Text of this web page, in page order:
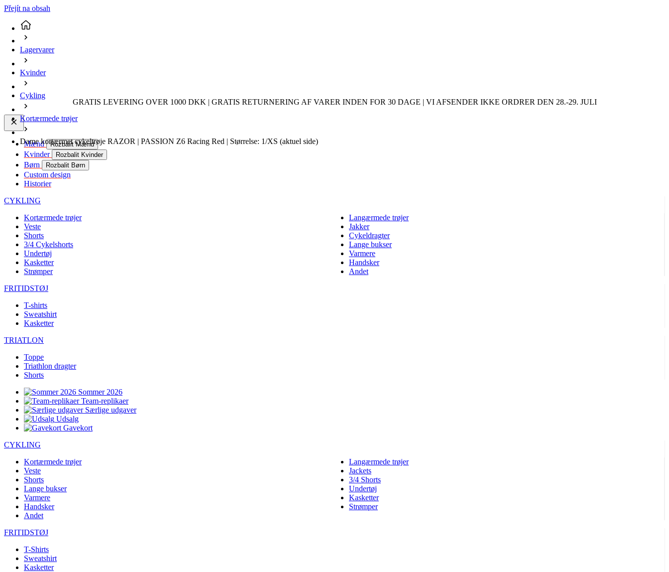
Přejít na obsah
GRATIS LEVERING OVER 1000 DKK | GRATIS RETURNERING AF VARER INDEN FOR 30 DAGE | VI AFSENDER IKKE ORDRER DEN 28.-29. JULI
Mænd Rozbalit Mænd
Kvinder Rozbalit Kvinder
Børn Rozbalit Børn
Custom design
Historier
CYKLING
Kortærmede trøjer
Langærmede trøjer
Veste
Jakker
Shorts
Cykeldragter
3/4 Cykelshorts
Lange bukser
Undertøj
Varmere
Kasketter
Handsker
Strømper
Andet
FRITIDSTØJ
T-shirts
Sweatshirt
Kasketter
TRIATLON
Toppe
Triathlon dragter
Shorts
Sommer 2026
Team-replikaer
Særlige udgaver
Udsalg
Gavekort
CYKLING
Kortærmede trøjer
Langærmede trøjer
Veste
Jackets
Shorts
3/4 Shorts
Lange bukser
Undertøj
Varmere
Kasketter
Handsker
Strømper
Andet
FRITIDSTØJ
T-Shirts
Sweatshirt
Kasketter
Lagervarer
Kvinder
Cykling
Kortærmede trøjer
Dame kortærmet cykeltrøje RAZOR | PASSION Z6 Racing Red | Størrelse: 1/XS (aktuel side)